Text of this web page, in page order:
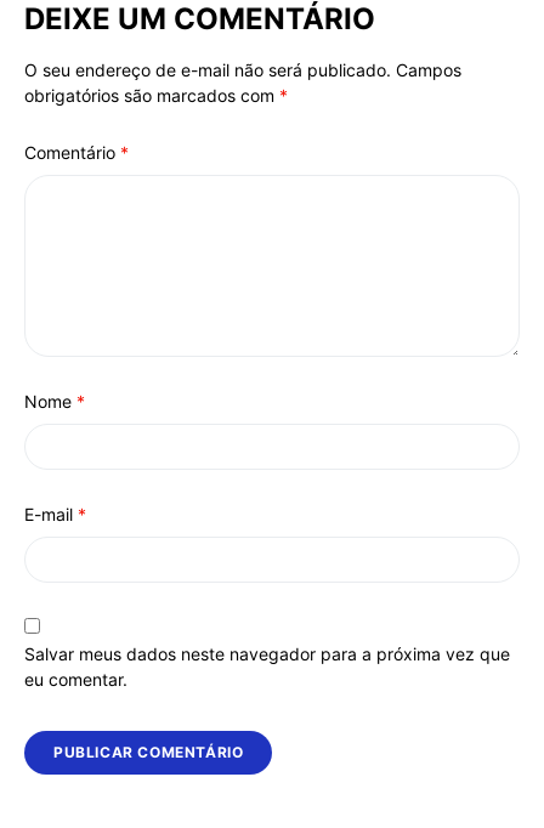
DEIXE UM COMENTÁRIO
O seu endereço de e-mail não será publicado. Campos
obrigatórios são marcados com *
Comentário *
Nome *
E-mail *
Salvar meus dados neste navegador para a próxima vez que
eu comentar.
Alternative: